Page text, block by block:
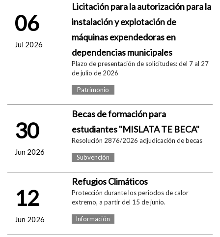
06
Jul 2026
Licitación para la autorización para la
instalación y explotación de
máquinas expendedoras en
dependencias municipales
Plazo de presentación de solicitudes: del 7 al 27
de julio de 2026
Patrimonio
30
Jun 2026
Becas de formación para
estudiantes "MISLATA TE BECA"
Resolución 2876/2026 adjudicación de becas
Subvención
12
Jun 2026
Refugios Climáticos
Protección durante los periodos de calor
extremo, a partir del 15 de junio.
Información